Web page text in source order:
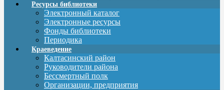
Ресурсы библиотеки
Электронный каталог
Электронные ресурсы
Фонды библиотеки
Периодика
Краеведение
Калтасинский район
Руководители района
Бессмертный полк
Организации, предприятия